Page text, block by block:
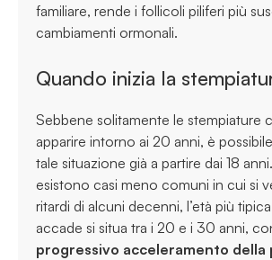
familiare, rende i follicoli piliferi più
cambiamenti ormonali.
Quando inizia la
Sebbene solitamente le stempiature
apparire intorno ai 20 anni, è
tale situazione già a partire dai 18
esistono casi meno comuni in cui si
ritardi di alcuni decenni, l’età più
accade si situa tra i 20 e i 30 anni,
progressivo acceleramento della